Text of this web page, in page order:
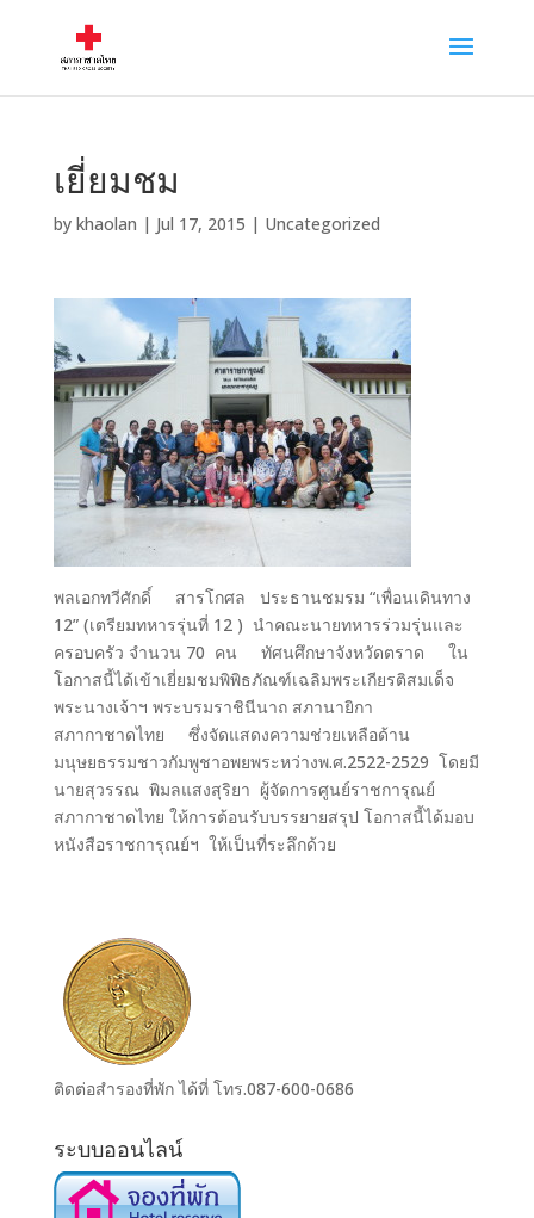
เยี่ยมชม
by khaolan | Jul 17, 2015 | Uncategorized
พลเอกทวีศักดิ์ สารโกศล ประธานชมรม “เพื่อนเดินทาง
12” (เตรียมทหารรุ่นที่ 12 ) นำคณะนายทหารร่วมรุ่นและ
ครอบครัว จำนวน 70 คน ทัศนศึกษาจังหวัดตราด ใน
โอกาสนี้ได้เข้าเยี่ยมชมพิพิธภัณฑ์เฉลิมพระเกียรติสมเด็จ
พระนางเจ้าฯ พระบรมราชินีนาถ สภานายิกา
สภากาชาดไทย ซึ่งจัดแสดงความช่วยเหลือด้าน
มนุษยธรรมชาวกัมพูชาอพยพระหว่างพ.ศ.2522-2529 โดยมี
นายสุวรรณ พิมลแสงสุริยา ผู้จัดการศูนย์ราชการุณย์
สภากาชาดไทย ให้การต้อนรับบรรยายสรุป โอกาสนี้ได้มอบ
หนังสือราชการุณย์ฯ ให้เป็นที่ระลึกด้วย
ติดต่อสำรองที่พัก ได้ที่ โทร.087-600-0686
ระบบออนไลน์